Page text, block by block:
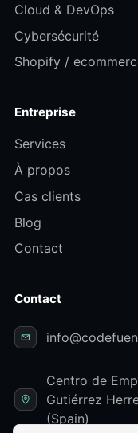
Cloud & DevOps
Cybersécurité
Shopify /
Entreprise
Services
À propos
Cas clients
Blog
Contact
Contact
Centro de
Gutiérrez
(Spain)